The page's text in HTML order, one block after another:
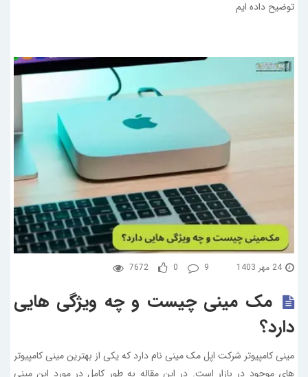
توضیح داده ایم
24 مهر 1403 7672 0 9
مک‌ مینی چیست و چه ویژگی هایی
دارد؟
مینی کامپیوتر شرکت اپل مک مینی نام دارد که یکی از بهترین مینی کامپیوتر
های موجود در بازار است. در این مقاله به طور کامل در مورد این مینی